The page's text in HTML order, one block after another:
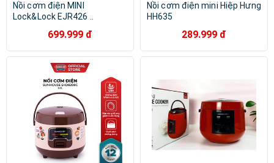
Nồi cơm điện MINI
Lock&Lock EJR426 ..
699.999 đ
Nồi cơm điện mini Hiệp Hưng
HH635
289.999 đ